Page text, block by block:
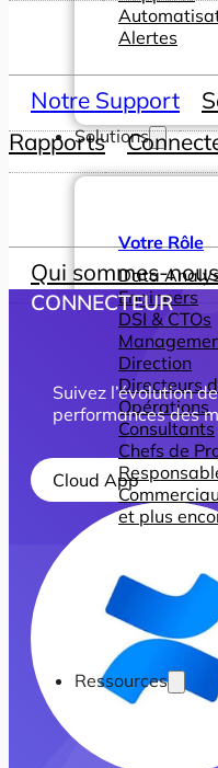
Alertes
Solutions
Votre Rôle
Data
Engineers
DSI & CTOs
Direction
Directeurs
Opérations
Consultants
Chefs de
et plus
Ressources
Notre Support
Rapports
Qui sommes-
CONNECTEUR
Suivez l’évolution
performances des
Cloud App